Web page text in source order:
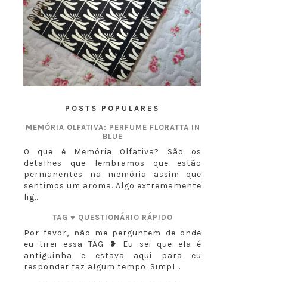
POSTS POPULARES
MEMÓRIA OLFATIVA: PERFUME FLORATTA IN
BLUE
O que é Memória Olfativa? São os
detalhes que lembramos que estão
permanentes na memória assim que
sentimos um aroma. Algo extremamente
lig...
TAG ♥ QUESTIONÁRIO RÁPIDO
Por favor, não me perguntem de onde
eu tirei essa TAG ❥ Eu sei que ela é
antiguinha e estava aqui para eu
responder faz algum tempo. Simpl...